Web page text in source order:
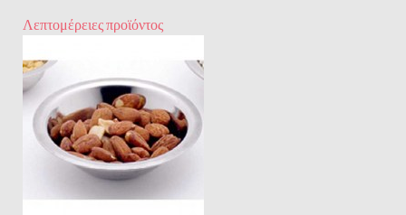
Λεπτομέρειες προϊόντος